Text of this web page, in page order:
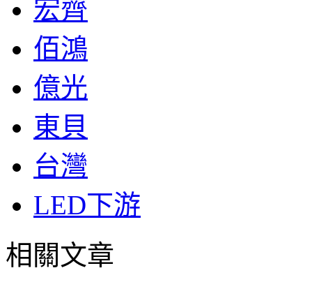
宏齊
佰鴻
億光
東貝
台灣
LED下游
相關文章